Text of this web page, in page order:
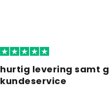
hurtig levering samt
kundeservice